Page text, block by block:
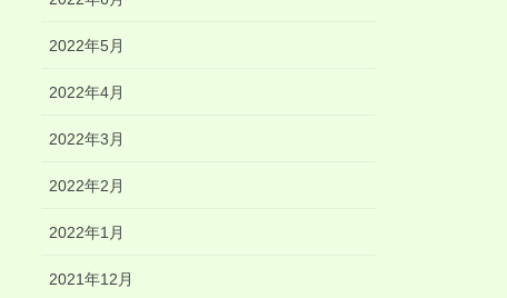
2022年5月
2022年4月
2022年3月
2022年2月
2022年1月
2021年12月